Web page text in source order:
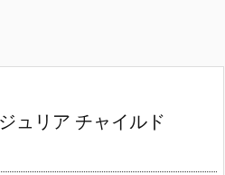
ュリア チャイルド